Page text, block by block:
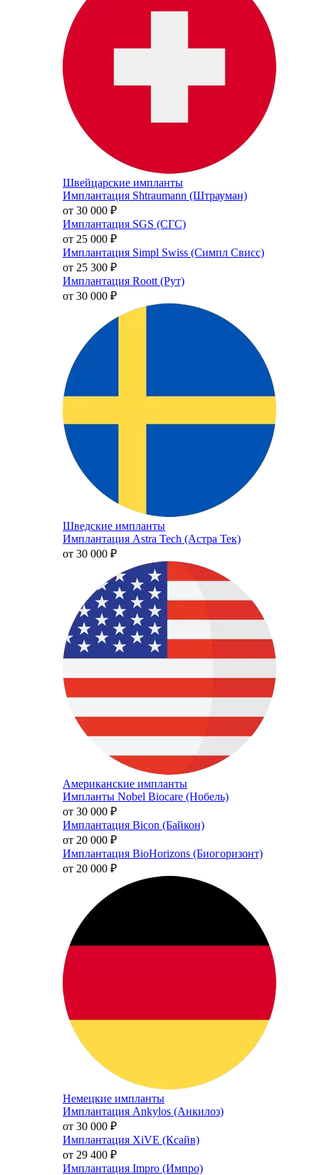
Швейцарские импланты
Имплантация Shtraumann (Штрауман)
от 30 000 ₽
Имплантация SGS (СГС)
от 25 000 ₽
Имплантация Simpl Swiss (Симпл Свисс)
от 25 300 ₽
Имплантация Roott (Рут)
от 30 000 ₽
Шведские импланты
Имплантация Astra Tech (Астра Тек)
от 30 000 ₽
Американские импланты
Импланты Nobel Biocare (Нобель)
от 30 000 ₽
Имплантация Bicon (Байкон)
от 20 000 ₽
Имплантация BioHorizons (Биогоризонт)
от 20 000 ₽
Немецкие импланты
Имплантация Ankylos (Анкилоз)
от 30 000 ₽
Имплантация XiVE (Ксайв)
от 29 400 ₽
Имплантация Impro (Импро)